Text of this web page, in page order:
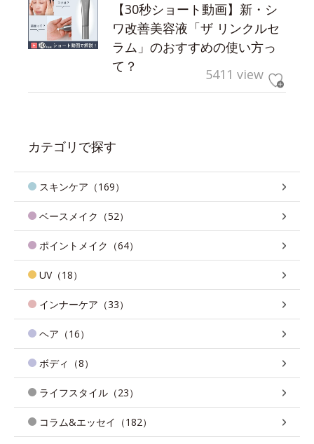
【30秒ショート動画】新・シ
ワ改善美容液「ザ リンクルセ
ラム」のおすすめの使い方っ
て？
5411 view
カテゴリで探す
スキンケア（169）
ベースメイク（52）
ポイントメイク（64）
UV（18）
インナーケア（33）
ヘア（16）
ボディ（8）
ライフスタイル（23）
コラム&エッセイ（182）